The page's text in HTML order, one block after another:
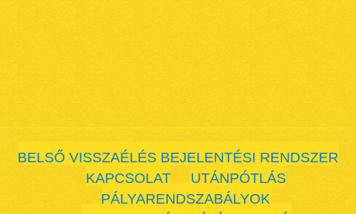
BELSŐ VISSZAÉLÉS BEJELENTÉSI RENDSZER
KAPCSOLAT
UTÁNPÓTLÁS
PÁLYARENDSZABÁLYOK